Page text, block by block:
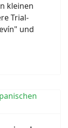
kleinen
Trial-
und